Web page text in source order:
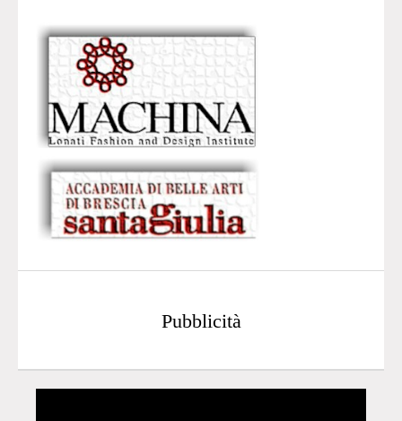
Pubblicità